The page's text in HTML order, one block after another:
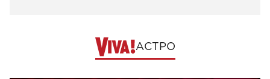
АСТРО